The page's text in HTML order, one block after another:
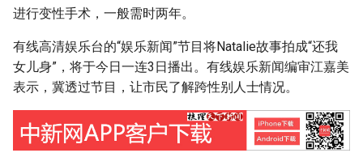
进行变性手术，一般需时两年。
有线高清娱乐台的“娱乐新闻”节目将Natalie故事拍成“还我
女儿身”，将于今日一连3日播出。有线娱乐新闻编审江嘉美
表示，冀透过节目，让市民了解跨性别人士情况。